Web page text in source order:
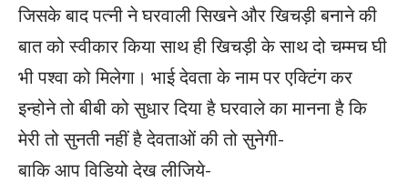
जिसके बाद पत्नी ने घरवाली सिखने और खिचड़ी बनाने की
बात को स्वीकार किया साथ ही खिचड़ी के साथ दो चम्मच घी
भी पश्वा को मिलेगा। भाई देवता के नाम पर एक्टिंग कर
इन्होने तो बीबी को सुधार दिया है घरवाले का मानना है कि
मेरी तो सुनती नहीं है देवताओं की तो सुनेगी-
बाकि आप विडियो देख लीजिये-